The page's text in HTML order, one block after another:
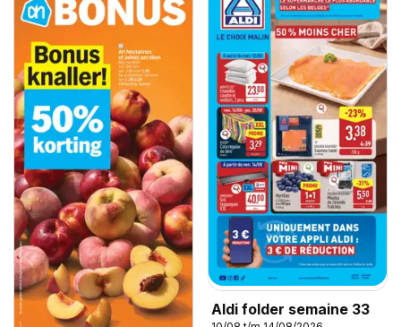
Aldi folder semaine 33